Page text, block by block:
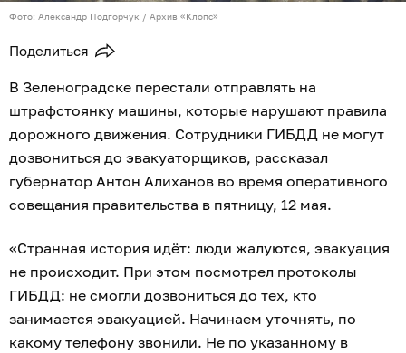
Фото: Александр Подгорчук / Архив «Клопс»
Поделиться
В Зеленоградске перестали отправлять на
штрафстоянку машины, которые нарушают правила
дорожного движения. Сотрудники ГИБДД не могут
дозвониться до эвакуаторщиков, рассказал
губернатор Антон Алиханов во время оперативного
совещания правительства в пятницу, 12 мая.
«Странная история идёт: люди жалуются, эвакуация
не происходит. При этом посмотрел протоколы
ГИБДД: не смогли дозвониться до тех, кто
занимается эвакуацией. Начинаем уточнять, по
какому телефону звонили. Не по указанному в